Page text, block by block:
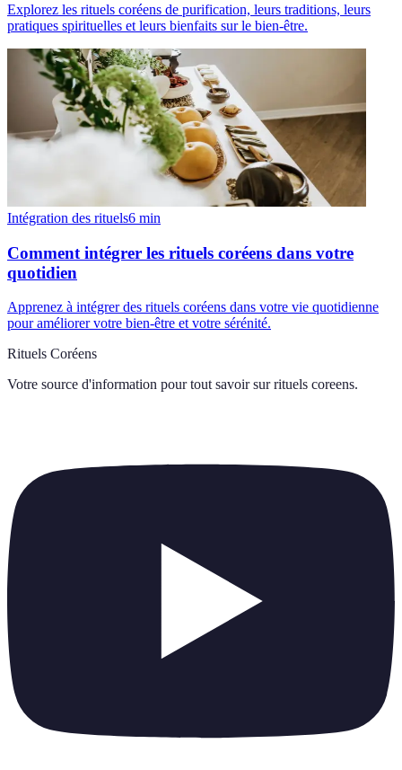
Explorez les rituels coréens de purification, leurs traditions, leurs
pratiques spirituelles et leurs bienfaits sur le bien-être.
Intégration des rituels6 min
Comment intégrer les rituels coréens dans votre
quotidien
Apprenez à intégrer des rituels coréens dans votre vie quotidienne
pour améliorer votre bien-être et votre sérénité.
Rituels Coréens
Votre source d'information pour tout savoir sur rituels coreens.